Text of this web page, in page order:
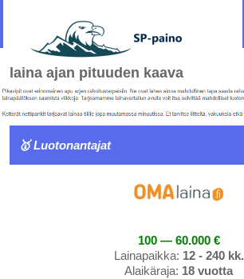
laina ajan pituuden kaava
🥇 Luotonantajat
100 — 60.000 €
Lainapaikka: 12 - 240 kk.
Alaikäraja: 18 vuotta